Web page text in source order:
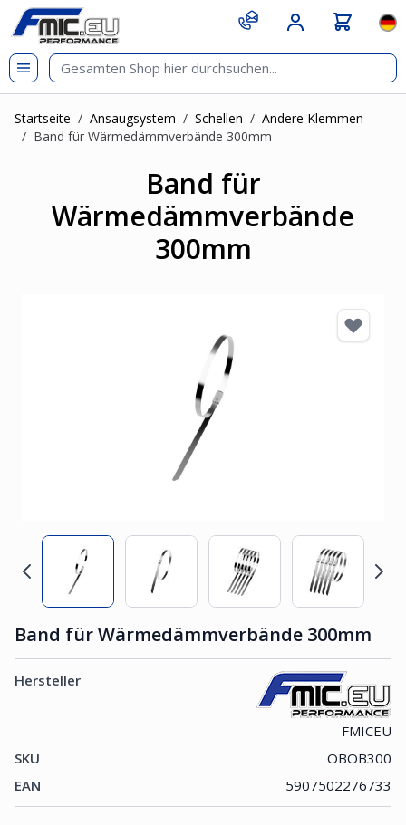
Zum Inhalt springen
git s
Startseite / Ansaugsystem / Schellen / Andere Klemmen
/ Band für Wärmedämmverbände 300mm
Band für
Wärmedämmverbände
300mm
Band für Wärmedämmverbände 300mm
Hersteller
FMICEU
SKU
OBOB300
EAN
5907502276733